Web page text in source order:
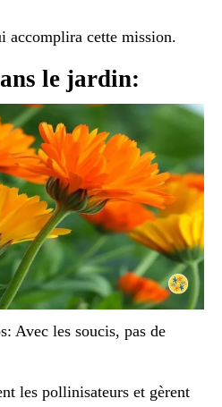
accomplira cette mission.
le jardin:
Avec les soucis, pas de
les pollinisateurs et gèrent